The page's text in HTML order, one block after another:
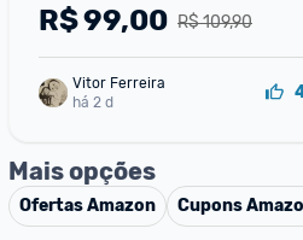
R$ 109,90
R$99,00
Vitor Ferreira
há 2 d
Mais opções
OfertasAmazon Cupons